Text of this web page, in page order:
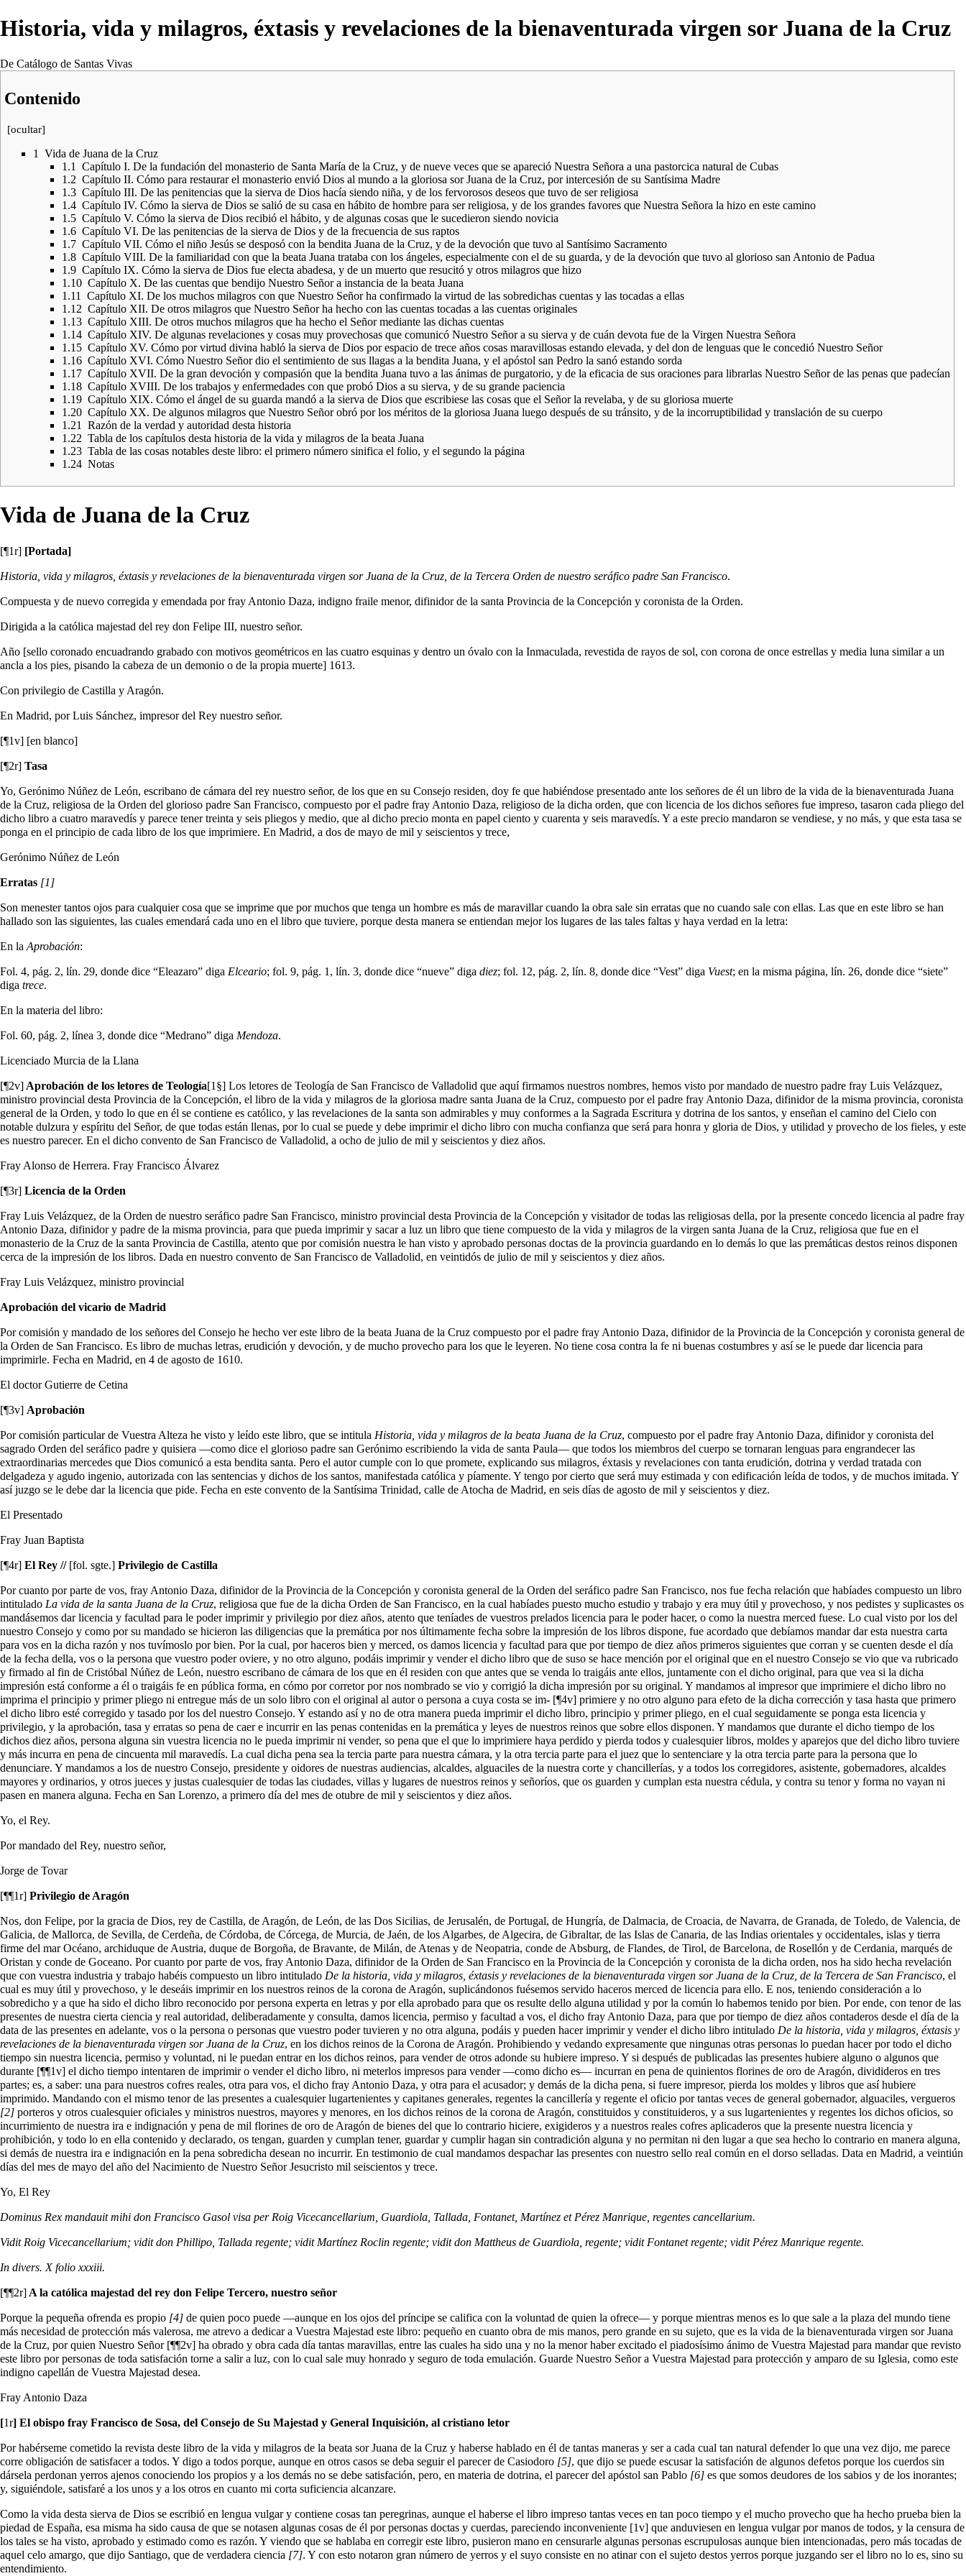
Historia, vida y milagros, éxtasis y revelaciones de la bienaventurada virgen sor Juana de la Cruz
De Catálogo de Santas Vivas
Contenido
[ocultar]
1
Vida de Juana de la Cruz
1.1
Capítulo I. De la fundación del monasterio de Santa María de la Cruz, y de nueve veces que se apareció Nuestra Señora a una pastorcica natural de Cubas
1.2 Capítulo II. Cómo para restaurar el monasterio envió Dios al mundo a la gloriosa sor Juana de la Cruz, por intercesión de su Santísima Madre
1.3 Capítulo III. De las penitencias que la sierva de Dios hacía siendo niña, y de los fervorosos deseos que tuvo de ser religiosa
1.4 Capítulo IV. Cómo la sierva de Dios se salió de su casa en hábito de hombre para ser religiosa, y de los grandes favores que Nuestra Señora la hizo en este camino
1.5 Capítulo V. Cómo la sierva de Dios recibió el hábito, y de algunas cosas que le sucedieron siendo novicia
1.6 Capítulo VI. De las penitencias de la sierva de Dios y de la frecuencia de sus raptos
1.7 Capítulo VII. Cómo el niño Jesús se desposó con la bendita Juana de la Cruz, y de la devoción que tuvo al Santísimo Sacramento
1.8 Capítulo VIII. De la familiaridad con que la beata Juana trataba con los ángeles, especialmente con el de su guarda, y de la devoción que tuvo al glorioso san Antonio de Padua
1.9 Capítulo IX. Cómo la sierva de Dios fue electa abadesa, y de un muerto que resucitó y otros milagros que hizo
1.10 Capítulo X. De las cuentas que bendijo Nuestro Señor a instancia de la beata Juana
1.11
Capítulo XI. De los muchos milagros con que Nuestro Señor ha confirmado la virtud de las sobredichas cuentas y las tocadas a ellas
1.12 Capítulo XII. De otros milagros que Nuestro Señor ha hecho con las cuentas tocadas a las cuentas originales
1.13 Capítulo XIII. De otros muchos milagros que ha hecho el Señor mediante las dichas cuentas
1.14 Capítulo XIV. De algunas revelaciones y cosas muy provechosas que comunicó Nuestro Señor a su sierva y de cuán devota fue de la Virgen Nuestra Señora
1.15 Capítulo XV. Cómo por virtud divina habló la sierva de Dios por espacio de trece años cosas maravillosas estando elevada, y del don de lenguas que le concedió Nuestro Señor
1.16 Capítulo XVI. Cómo Nuestro Señor dio el sentimiento de sus llagas a la bendita Juana, y el apóstol san Pedro la sanó estando sorda
1.17 Capítulo XVII. De la gran devoción y compasión que la bendita Juana tuvo a las ánimas de purgatorio, y de la eficacia de sus oraciones para librarlas Nuestro Señor de las penas que padecían
1.18 Capítulo XVIII. De los trabajos y enfermedades con que probó Dios a su sierva, y de su grande paciencia
1.19 Capítulo XIX. Cómo el ángel de su guarda mandó a la sierva de Dios que escribiese las cosas que el Señor la revelaba, y de su gloriosa muerte
1.20 Capítulo XX. De algunos milagros que Nuestro Señor obró por los méritos de la gloriosa Juana luego después de su tránsito, y de la incorruptibilidad y translación de su cuerpo
1.21
Razón de la verdad y autoridad desta historia
1.22 Tabla de los capítulos desta historia de la vida y milagros de la beata Juana
1.23 Tabla de las cosas notables deste libro: el primero número sinifica el folio, y el segundo la página
1.24 Notas
Vida de Juana de la Cruz
[¶1r] [Portada]
Historia, vida y milagros, éxtasis y revelaciones de la bienaventurada virgen sor Juana de la Cruz, de la Tercera Orden de nuestro seráfico padre San Francisco.
Compuesta y de nuevo corregida y emendada por fray Antonio Daza, indigno fraile menor, difinidor de la santa Provincia de la Concepción y coronista de la Orden.
Dirigida a la católica majestad del rey don Felipe III, nuestro señor.
Año [sello coronado encuadrando grabado con motivos geométricos en las cuatro esquinas y dentro un óvalo con la Inmaculada, revestida de rayos de sol, con corona de once estrellas y media luna similar a un
ancla a los pies, pisando la cabeza de un demonio o de la propia muerte] 1613.
Con privilegio de Castilla y Aragón.
En Madrid, por Luis Sánchez, impresor del Rey nuestro señor.
[¶1v] [en blanco]
[¶2r] Tasa
Yo, Gerónimo Núñez de León, escribano de cámara del rey nuestro señor, de los que en su Consejo residen, doy fe que habiéndose presentado ante los señores de él un libro de la vida de la bienaventurada Juana
de la Cruz, religiosa de la Orden del glorioso padre San Francisco, compuesto por el padre fray Antonio Daza, religioso de la dicha orden, que con licencia de los dichos señores fue impreso, tasaron cada pliego del
dicho libro a cuatro maravedís y parece tener treinta y seis pliegos y medio, que al dicho precio monta en papel ciento y cuarenta y seis maravedís. Y a este precio mandaron se vendiese, y no más, y que esta tasa se
ponga en el principio de cada libro de los que imprimiere. En Madrid, a dos de mayo de mil y seiscientos y trece,
Gerónimo Núñez de León
Erratas [1]
Son menester tantos ojos para cualquier cosa que se imprime que por muchos que tenga un hombre es más de maravillar cuando la obra sale sin erratas que no cuando sale con ellas. Las que en este libro se han
hallado son las siguientes, las cuales emendará cada uno en el libro que tuviere, porque desta manera se entiendan mejor los lugares de las tales faltas y haya verdad en la letra:
En la Aprobación:
Fol. 4, pág. 2, lín. 29, donde dice “Eleazaro” diga Elceario; fol. 9, pág. 1, lín. 3, donde dice “nueve” diga diez; fol. 12, pág. 2, lín. 8, donde dice “Vest” diga Vuest; en la misma página, lín. 26, donde dice “siete”
diga trece.
En la materia del libro:
Fol. 60, pág. 2, línea 3, donde dice “Medrano” diga Mendoza.
Licenciado Murcia de la Llana
[¶2v] Aprobación de los letores de Teología[1§] Los letores de Teología de San Francisco de Valladolid que aquí firmamos nuestros nombres, hemos visto por mandado de nuestro padre fray Luis Velázquez,
ministro provincial desta Provincia de la Concepción, el libro de la vida y milagros de la gloriosa madre santa Juana de la Cruz, compuesto por el padre fray Antonio Daza, difinidor de la misma provincia, coronista
general de la Orden, y todo lo que en él se contiene es católico, y las revelaciones de la santa son admirables y muy conformes a la Sagrada Escritura y dotrina de los santos, y enseñan el camino del Cielo con
notable dulzura y espíritu del Señor, de que todas están llenas, por lo cual se puede y debe imprimir el dicho libro con mucha confianza que será para honra y gloria de Dios, y utilidad y provecho de los fieles, y este
es nuestro parecer. En el dicho convento de San Francisco de Valladolid, a ocho de julio de mil y seiscientos y diez años.
Fray Alonso de Herrera. Fray Francisco Álvarez
[¶3r] Licencia de la Orden
Fray Luis Velázquez, de la Orden de nuestro seráfico padre San Francisco, ministro provincial desta Provincia de la Concepción y visitador de todas las religiosas della, por la presente concedo licencia al padre fray
Antonio Daza, difinidor y padre de la misma provincia, para que pueda imprimir y sacar a luz un libro que tiene compuesto de la vida y milagros de la virgen santa Juana de la Cruz, religiosa que fue en el
monasterio de la Cruz de la santa Provincia de Castilla, atento que por comisión nuestra le han visto y aprobado personas doctas de la provincia guardando en lo demás lo que las premáticas destos reinos disponen
cerca de la impresión de los libros. Dada en nuestro convento de San Francisco de Valladolid, en veintidós de julio de mil y seiscientos y diez años.
Fray Luis Velázquez, ministro provincial
Aprobación del vicario de Madrid
Por comisión y mandado de los señores del Consejo he hecho ver este libro de la beata Juana de la Cruz compuesto por el padre fray Antonio Daza, difinidor de la Provincia de la Concepción y coronista general de
la Orden de San Francisco. Es libro de muchas letras, erudición y devoción, y de mucho provecho para los que le leyeren. No tiene cosa contra la fe ni buenas costumbres y así se le puede dar licencia para
imprimirle. Fecha en Madrid, en 4 de agosto de 1610.
El doctor Gutierre de Cetina
[¶3v] Aprobación
Por comisión particular de Vuestra Alteza he visto y leído este libro, que se intitula Historia, vida y milagros de la beata Juana de la Cruz, compuesto por el padre fray Antonio Daza, difinidor y coronista del
sagrado Orden del seráfico padre y quisiera —como dice el glorioso padre san Gerónimo escribiendo la vida de santa Paula— que todos los miembros del cuerpo se tornaran lenguas para engrandecer las
extraordinarias mercedes que Dios comunicó a esta bendita santa. Pero el autor cumple con lo que promete, explicando sus milagros, éxtasis y revelaciones con tanta erudición, dotrina y verdad tratada con
delgadeza y agudo ingenio, autorizada con las sentencias y dichos de los santos, manifestada católica y píamente. Y tengo por cierto que será muy estimada y con edificación leída de todos, y de muchos imitada. Y
así juzgo se le debe dar la licencia que pide. Fecha en este convento de la Santísima Trinidad, calle de Atocha de Madrid, en seis días de agosto de mil y seiscientos y diez.
El Presentado
Fray Juan Baptista
[¶4r] El Rey // [fol. sgte.] Privilegio de Castilla
Por cuanto por parte de vos, fray Antonio Daza, difinidor de la Provincia de la Concepción y coronista general de la Orden del seráfico padre San Francisco, nos fue fecha relación que habíades compuesto un libro
intitulado La vida de la santa Juana de la Cruz, religiosa que fue de la dicha Orden de San Francisco, en la cual habíades puesto mucho estudio y trabajo y era muy útil y provechoso, y nos pedistes y suplicastes os
mandásemos dar licencia y facultad para le poder imprimir y privilegio por diez años, atento que teníades de vuestros prelados licencia para le poder hacer, o como la nuestra merced fuese. Lo cual visto por los del
nuestro Consejo y como por su mandado se hicieron las diligencias que la premática por nos últimamente fecha sobre la impresión de los libros dispone, fue acordado que debíamos mandar dar esta nuestra carta
para vos en la dicha razón y nos tuvímoslo por bien. Por la cual, por haceros bien y merced, os damos licencia y facultad para que por tiempo de diez años primeros siguientes que corran y se cuenten desde el día
de la fecha della, vos o la persona que vuestro poder oviere, y no otro alguno, podáis imprimir y vender el dicho libro que de suso se hace mención por el original que en el nuestro Consejo se vio que va rubricado
y firmado al fin de Cristóbal Núñez de León, nuestro escribano de cámara de los que en él residen con que antes que se venda lo traigáis ante ellos, juntamente con el dicho original, para que vea si la dicha
impresión está conforme a él o traigáis fe en pública forma, en cómo por corretor por nos nombrado se vio y corrigió la dicha impresión por su original. Y mandamos al impresor que imprimiere el dicho libro no
imprima el principio y primer pliego ni entregue más de un solo libro con el original al autor o persona a cuya costa se im- [¶4v] primiere y no otro alguno para efeto de la dicha corrección y tasa hasta que primero
el dicho libro esté corregido y tasado por los del nuestro Consejo. Y estando así y no de otra manera pueda imprimir el dicho libro, principio y primer pliego, en el cual seguidamente se ponga esta licencia y
privilegio, y la aprobación, tasa y erratas so pena de caer e incurrir en las penas contenidas en la premática y leyes de nuestros reinos que sobre ellos disponen. Y mandamos que durante el dicho tiempo de los
dichos diez años, persona alguna sin vuestra licencia no le pueda imprimir ni vender, so pena que el que lo imprimiere haya perdido y pierda todos y cualesquier libros, moldes y aparejos que del dicho libro tuviere
y más incurra en pena de cincuenta mil maravedís. La cual dicha pena sea la tercia parte para nuestra cámara, y la otra tercia parte para el juez que lo sentenciare y la otra tercia parte para la persona que lo
denunciare. Y mandamos a los de nuestro Consejo, presidente y oidores de nuestras audiencias, alcaldes, alguaciles de la nuestra corte y chancillerías, y a todos los corregidores, asistente, gobernadores, alcaldes
mayores y ordinarios, y otros jueces y justas cualesquier de todas las ciudades, villas y lugares de nuestros reinos y señoríos, que os guarden y cumplan esta nuestra cédula, y contra su tenor y forma no vayan ni
pasen en manera alguna. Fecha en San Lorenzo, a primero día del mes de otubre de mil y seiscientos y diez años.
Yo, el Rey.
Por mandado del Rey, nuestro señor,
Jorge de Tovar
[¶¶1r] Privilegio de Aragón
Nos, don Felipe, por la gracia de Dios, rey de Castilla, de Aragón, de León, de las Dos Sicilias, de Jerusalén, de Portugal, de Hungría, de Dalmacia, de Croacia, de Navarra, de Granada, de Toledo, de Valencia, de
Galicia, de Mallorca, de Sevilla, de Cerdeña, de Córdoba, de Córcega, de Murcia, de Jaén, de los Algarbes, de Algecira, de Gibraltar, de las Islas de Canaria, de las Indias orientales y occidentales, islas y tierra
firme del mar Océano, archiduque de Austria, duque de Borgoña, de Bravante, de Milán, de Atenas y de Neopatria, conde de Absburg, de Flandes, de Tirol, de Barcelona, de Rosellón y de Cerdania, marqués de
Oristan y conde de Goceano. Por cuanto por parte de vos, fray Antonio Daza, difinidor de la Orden de San Francisco en la Provincia de la Concepción y coronista de la dicha orden, nos ha sido hecha revelación
que con vuestra industria y trabajo habéis compuesto un libro intitulado De la historia, vida y milagros, éxtasis y revelaciones de la bienaventurada virgen sor Juana de la Cruz, de la Tercera de San Francisco, el
cual es muy útil y provechoso, y le deseáis imprimir en los nuestros reinos de la corona de Aragón, suplicándonos fuésemos servido haceros merced de licencia para ello. E nos, teniendo consideración a lo
sobredicho y a que ha sido el dicho libro reconocido por persona experta en letras y por ella aprobado para que os resulte dello alguna utilidad y por la común lo habemos tenido por bien. Por ende, con tenor de las
presentes de nuestra cierta ciencia y real autoridad, deliberadamente y consulta, damos licencia, permiso y facultad a vos, el dicho fray Antonio Daza, para que por tiempo de diez años contaderos desde el día de la
data de las presentes en adelante, vos o la persona o personas que vuestro poder tuvieren y no otra alguna, podáis y pueden hacer imprimir y vender el dicho libro intitulado De la historia, vida y milagros, éxtasis y
revelaciones de la bienaventurada virgen sor Juana de la Cruz, en los dichos reinos de la Corona de Aragón. Prohibiendo y vedando expresamente que ningunas otras personas lo puedan hacer por todo el dicho
tiempo sin nuestra licencia, permiso y voluntad, ni le puedan entrar en los dichos reinos, para vender de otros adonde su hubiere impreso. Y si después de publicadas las presentes hubiere alguno o algunos que
durante [¶¶1v] el dicho tiempo intentaren de imprimir o vender el dicho libro, ni meterlos impresos para vender —como dicho es— incurran en pena de quinientos florines de oro de Aragón, dividideros en tres
partes; es, a saber: una para nuestros cofres reales, otra para vos, el dicho fray Antonio Daza, y otra para el acusador; y demás de la dicha pena, si fuere impresor, pierda los moldes y libros que así hubiere
imprimido. Mandando con el mismo tenor de las presentes a cualesquier lugartenientes y capitanes generales, regentes la cancillería y regente el oficio por tantas veces de general gobernador, alguaciles, vergueros
[2] porteros y otros cualesquier oficiales y ministros nuestros, mayores y menores, en los dichos reinos de la corona de Aragón, constituidos y constituideros, y a sus lugartenientes y regentes los dichos oficios, so
incurrimiento de nuestra ira e indignación y pena de mil florines de oro de Aragón de bienes del que lo contrario hiciere, exigideros y a nuestros reales cofres aplicaderos que la presente nuestra licencia y
prohibición, y todo lo en ella contenido y declarado, os tengan, guarden y cumplan tener, guardar y cumplir hagan sin contradición alguna y no permitan ni den lugar a que sea hecho lo contrario en manera alguna,
si demás de nuestra ira e indignación en la pena sobredicha desean no incurrir. En testimonio de cual mandamos despachar las presentes con nuestro sello real común en el dorso selladas. Data en Madrid, a veintiún
días del mes de mayo del año del Nacimiento de Nuestro Señor Jesucristo mil seiscientos y trece.
Yo, El Rey
Dominus Rex mandauit mihi don Francisco Gasol visa per Roig Vicecancellarium, Guardiola, Tallada, Fontanet, Martínez et Pérez Manrique, regentes cancellarium.
Vidit Roig Vicecancellarium; vidit don Phillipo, Tallada regente; vidit Martínez Roclin regente; vidit don Mattheus de Guardiola, regente; vidit Fontanet regente; vidit Pérez Manrique regente.
In divers. X folio xxxiii.
[¶¶2r] A la católica majestad del rey don Felipe Tercero, nuestro señor
Porque la pequeña ofrenda es propio [4] de quien poco puede —aunque en los ojos del príncipe se califica con la voluntad de quien la ofrece— y porque mientras menos es lo que sale a la plaza del mundo tiene
más necesidad de protección más valerosa, me atrevo a dedicar a Vuestra Majestad este libro: pequeño en cuanto obra de mis manos, pero grande en su sujeto, que es la vida de la bienaventurada virgen sor Juana
de la Cruz, por quien Nuestro Señor [¶¶2v] ha obrado y obra cada día tantas maravillas, entre las cuales ha sido una y no la menor haber excitado el piadosísimo ánimo de Vuestra Majestad para mandar que revisto
este libro por personas de toda satisfación torne a salir a luz, con lo cual sale muy honrado y seguro de toda emulación. Guarde Nuestro Señor a Vuestra Majestad para protección y amparo de su Iglesia, como este
indigno capellán de Vuestra Majestad desea.
Fray Antonio Daza
[1r] El obispo fray Francisco de Sosa, del Consejo de Su Majestad y General Inquisición, al cristiano letor
Por habérseme cometido la revista deste libro de la vida y milagros de la beata sor Juana de la Cruz y haberse hablado en él de tantas maneras y ser a cada cual tan natural defender lo que una vez dijo, me parece
corre obligación de satisfacer a todos. Y digo a todos porque, aunque en otros casos se deba seguir el parecer de Casiodoro [5], que dijo se puede escusar la satisfación de algunos defetos porque los cuerdos sin
dársela perdonan yerros ajenos conociendo los propios y a los demás no se debe satisfación, pero, en materia de dotrina, el parecer del apóstol san Pablo [6] es que somos deudores de los sabios y de los inorantes;
y, siguiéndole, satisfaré a los unos y a los otros en cuanto mi corta suficiencia alcanzare.
Como la vida desta sierva de Dios se escribió en lengua vulgar y contiene cosas tan peregrinas, aunque el haberse el libro impreso tantas veces en tan poco tiempo y el mucho provecho que ha hecho prueba bien la
piedad de España, esa misma ha sido causa de que se notasen algunas cosas de él por personas doctas y cuerdas, pareciendo inconveniente [1v] que anduviesen en lengua vulgar por manos de todos, y la censura de
los tales se ha visto, aprobado y estimado como es razón. Y viendo que se hablaba en corregir este libro, pusieron mano en censurarle algunas personas escrupulosas aunque bien intencionadas, pero más tocadas de
aquel celo amargo, que dijo Santiago, que de verdadera ciencia [7]. Y con esto notaron gran número de yerros y el suyo consiste en no atinar con el sujeto destos yerros porque juzgando ser el libro no lo es, sino su
entendimiento.